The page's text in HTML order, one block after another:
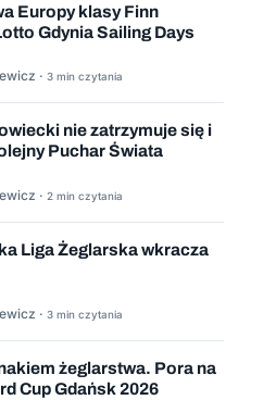
Europy klasy Finn
Gdynia Sailing Days
· 3 min czytania
nie zatrzymuje się i
Puchar Świata
· 2 min czytania
Liga Żeglarska wkracza
· 3 min czytania
żeglarstwa. Pora na
Cup Gdańsk 2026